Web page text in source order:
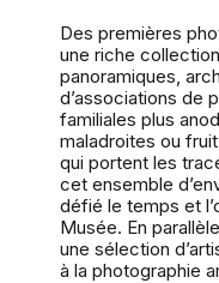
Des premières
une riche
panoramiques,
d’associations de
familiales plus
maladroites ou
qui portent les
cet ensemble
défié le temps et
Musée. En
une sélection
à la photographie